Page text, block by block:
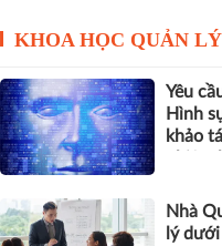
KHOA HỌC QUẢN LÝ
Yêu
Hình
khảo
nhân
Nhà
lý